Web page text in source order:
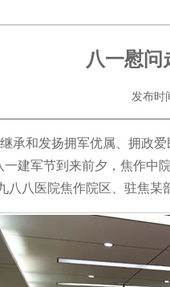
八一慰问
发布时
承和发扬拥军优属、拥政
一建军节到来前夕，焦作中
八八医院焦作院区、驻焦某